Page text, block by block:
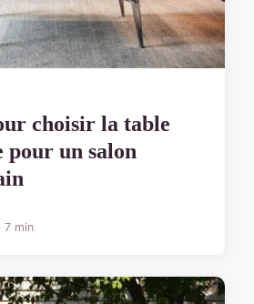
choisir la table
pour un salon
7 min